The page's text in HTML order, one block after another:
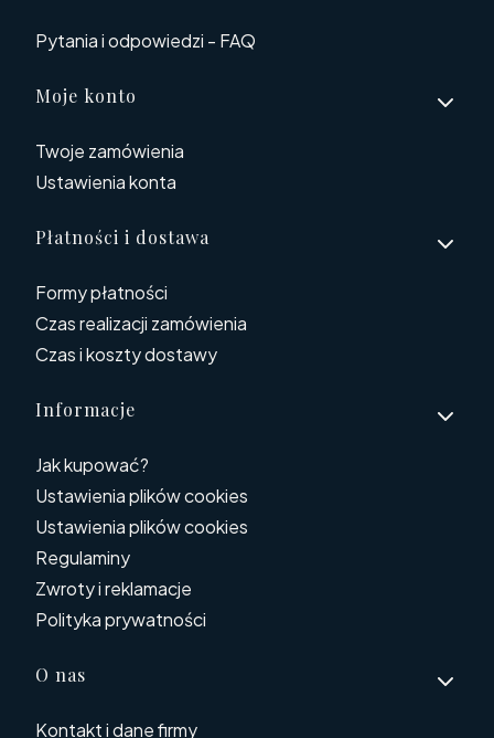
Pytania i odpowiedzi - FAQ
Moje konto
Twoje zamówienia
Ustawienia konta
Płatności i dostawa
Formy płatności
Czas realizacji zamówienia
Czas i koszty dostawy
Informacje
Jak kupować?
Ustawienia plików cookies
Ustawienia plików cookies
Regulaminy
Zwroty i reklamacje
Polityka prywatności
O nas
Kontakt i dane firmy